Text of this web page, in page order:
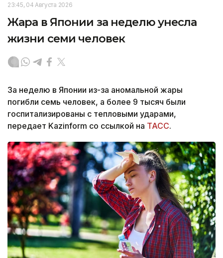
23:45, 04 Августа 2026
Жара в Японии за неделю унесла
жизни семи человек
За неделю в Японии из-за аномальной жары
погибли семь человек, а более 9 тысяч были
госпитализированы с тепловыми ударами,
передает Kazinform со ссылкой на ТАСС.